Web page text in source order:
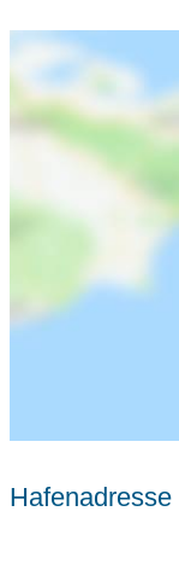
Hafenadresse